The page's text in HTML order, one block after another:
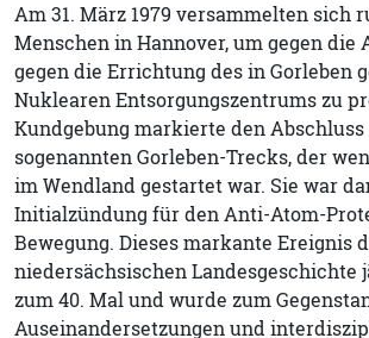
Am 31. März 1979 versammelten sich
Menschen in Hannover, um gegen die
gegen die Errichtung des in Gorleben
Nuklearen Entsorgungszentrums zu
Kundgebung markierte den Abschluss
sogenannten Gorleben-Trecks, der
im Wendland gestartet war. Sie war
Initialzündung für den Anti-Atom-
Bewegung. Dieses markante Ereignis
niedersächsischen Landesgeschichte
zum 40. Mal und wurde zum
Auseinandersetzungen und